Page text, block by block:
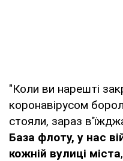
"Коли ви нарешті
коронавірусом
стояли, зараз
База флоту, у нас
кожній вулиці міста